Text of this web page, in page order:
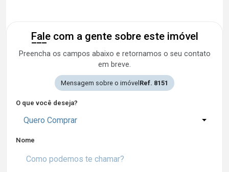
Fale com a gente sobre este imóvel
Preencha os campos abaixo e retornamos o seu contato
em breve.
Mensagem sobre o imóvel Ref. 8151
O que você deseja?
Quero Comprar
Nome